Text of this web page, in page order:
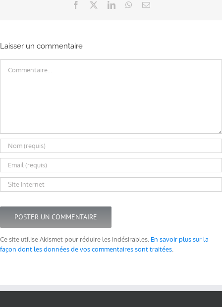
Facebook LinkedInWhatsApp
Email
Laisser un commentaire
Ce site utilise Akismet pour réduire les indésirables. En savoir plus sur la
façon dont les données de vos commentaires sont traitées